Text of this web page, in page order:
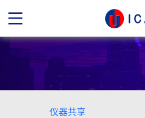
仪器共享